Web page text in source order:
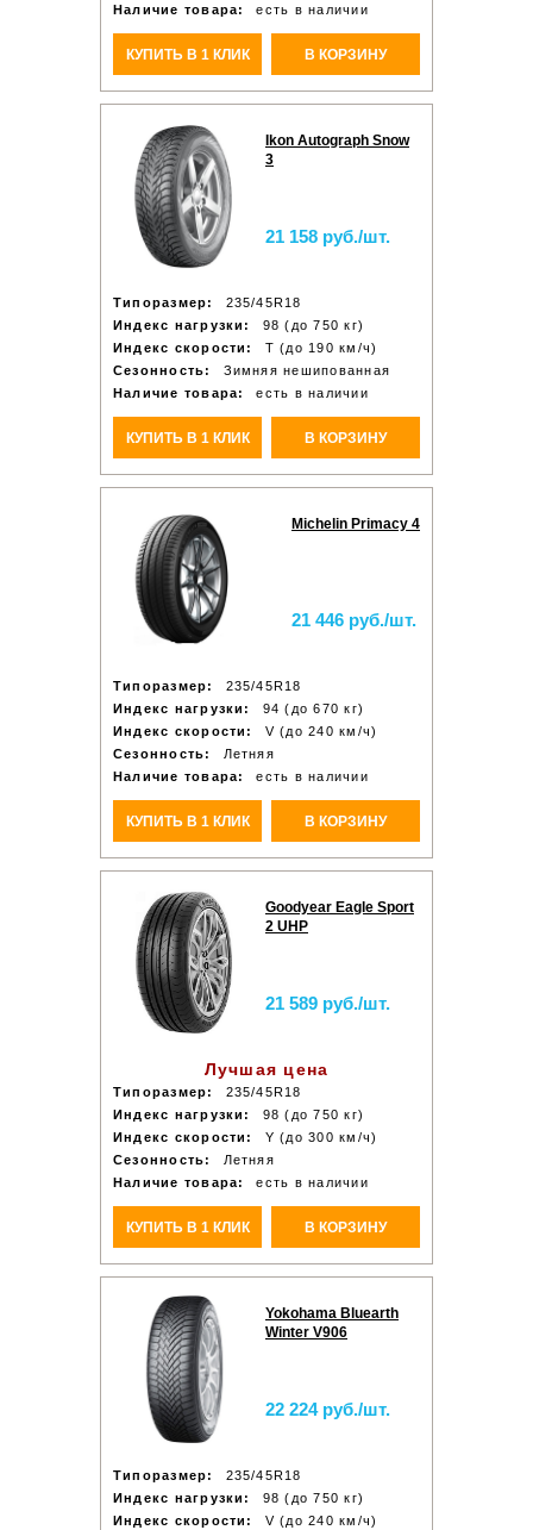
Наличие товара: есть в наличии
КУПИТЬ В 1 КЛИК В КОРЗИНУ
Ikon Autograph Snow
3
21 158 руб./шт.
Типоразмер:
235/45R18
Индекс нагрузки:
98 (до 750 кг)
Индекс скорости:
T (до 190 км/ч)
Сезонность:
Зимняя нешипованная
Наличие товара:
есть в наличии
КУПИТЬ В 1 КЛИК В КОРЗИНУ
Michelin Primacy 4
21 446 руб./шт.
Типоразмер:
235/45R18
Индекс нагрузки:
94 (до 670 кг)
Индекс скорости:
V (до 240 км/ч)
Сезонность:
Летняя
Наличие товара:
есть в наличии
КУПИТЬ В 1 КЛИК В КОРЗИНУ
Goodyear Eagle Sport
2 UHP
21 589 руб./шт.
Лучшая цена
Типоразмер:
235/45R18
Индекс нагрузки:
98 (до 750 кг)
Индекс скорости:
Y (до 300 км/ч)
Сезонность:
Летняя
Наличие товара:
есть в наличии
КУПИТЬ В 1 КЛИК В КОРЗИНУ
Yokohama Bluearth
Winter V906
22 224 руб./шт.
Типоразмер:
235/45R18
Индекс нагрузки:
98 (до 750 кг)
Индекс скорости:
V (до 240 км/ч)